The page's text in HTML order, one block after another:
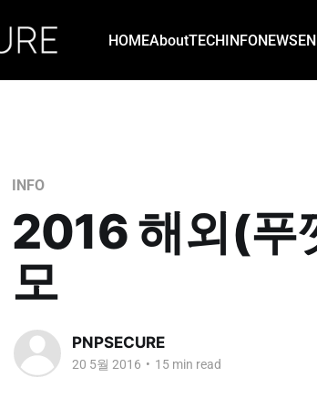
HOMEAboutTECHINFONEWSEN
INFO
2016 해외(푸
모
PNPSECURE
20 5월 2016 • 15 min read